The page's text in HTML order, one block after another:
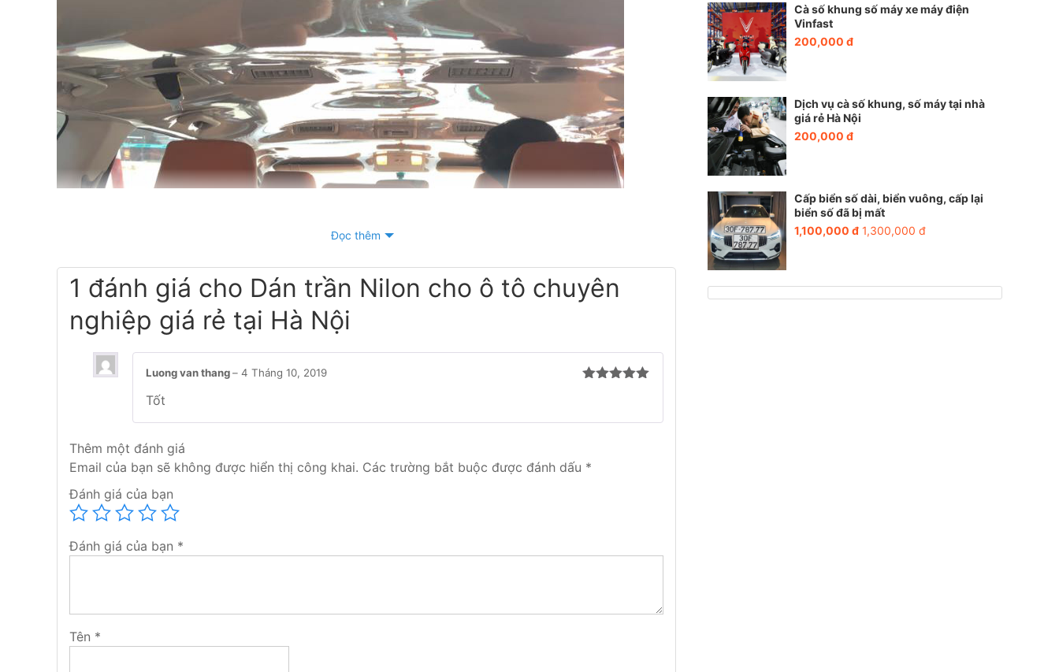
+ Giúp cho trần xe của bạn luôn sạch sẽ như mới
+ Tránh bụi bẩn bám vào trần xe
Đọc thêm
1 đánh giá cho Dán trần Nilon cho ô tô chuyên
nghiệp giá rẻ tại Hà Nội
Luong van thang– 4 Tháng 10, 2019
Tốt
Thêm một đánh giá
Email của bạn sẽ không được hiển thị công khai. Các trường bắt buộc được đánh dấu *
Đánh giá của bạn
Đánh giá của bạn *
Tên *
Cà số khung số máy xe máy điện
Vinfast
200,000 đ
Dịch vụ cà số khung, số máy tại nhà
giá rẻ Hà Nội
200,000 đ
Cấp biển số dài, biển vuông, cấp lại
biển số đã bị mất
1,100,000 đ 1,300,000 đ